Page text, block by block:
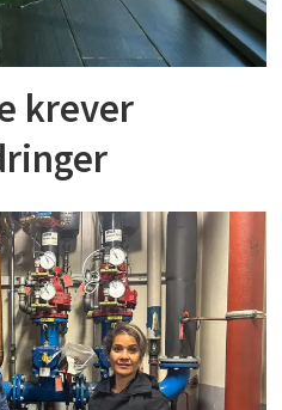
krever